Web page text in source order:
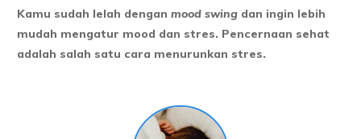
Kamu sudah lelah dengan mood swing dan ingin lebih
mudah mengatur mood dan stres. Pencernaan sehat
adalah salah satu cara menurunkan stres.